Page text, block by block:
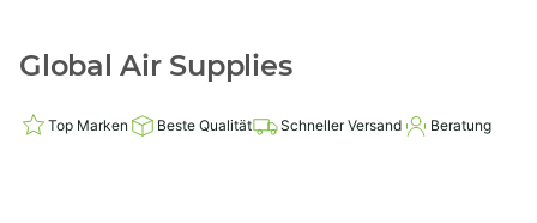
Global Air Supplies
Top Marken Beste Qualität Schneller Versand Beratung